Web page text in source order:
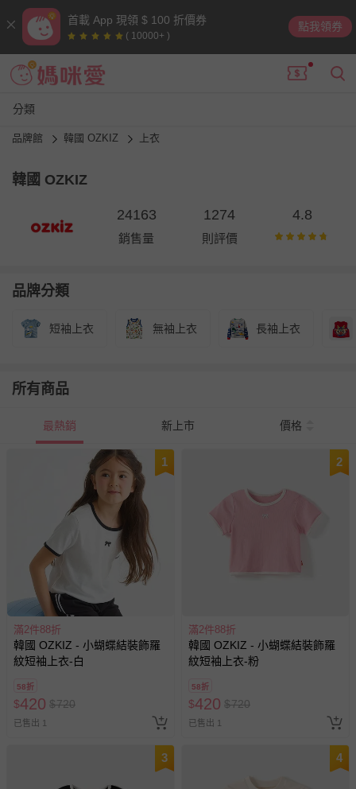
首載 App 現領 $ 100 折價券
( 10000+ )
點我領券
分類
品牌館 韓國 OZKIZ 上衣
韓國 OZKIZ
24163
銷售量
1274
則評價
4.8
品牌分類
短袖上衣 無袖上衣 長袖上衣
所有商品
最熱銷 新上市 價格
1
滿2件88折
韓國 OZKIZ - 小蝴蝶結裝飾羅
紋短袖上衣-白
58折
$420 $720
已售出 1
2
滿2件88折
韓國 OZKIZ - 小蝴蝶結裝飾羅
紋短袖上衣-粉
58折
$420 $720
已售出 1
3 4